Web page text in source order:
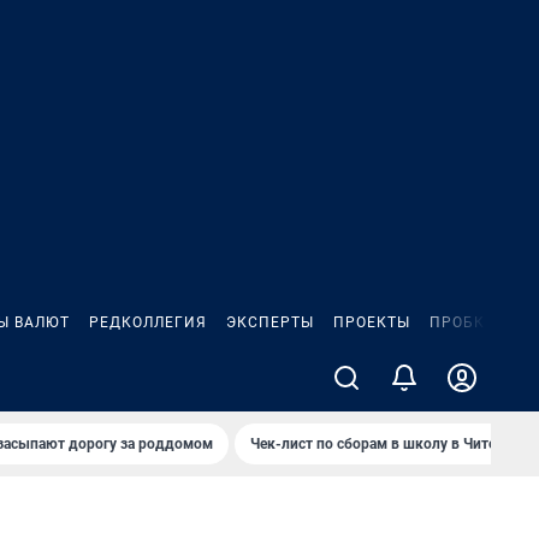
ВАЛЮТ РЕДКОЛЛЕГИЯ ЭКСПЕРТЫ ПРОЕКТЫ ПРОБКИ
дорогу за роддомом Чек-лист по сборам в школу в Чите